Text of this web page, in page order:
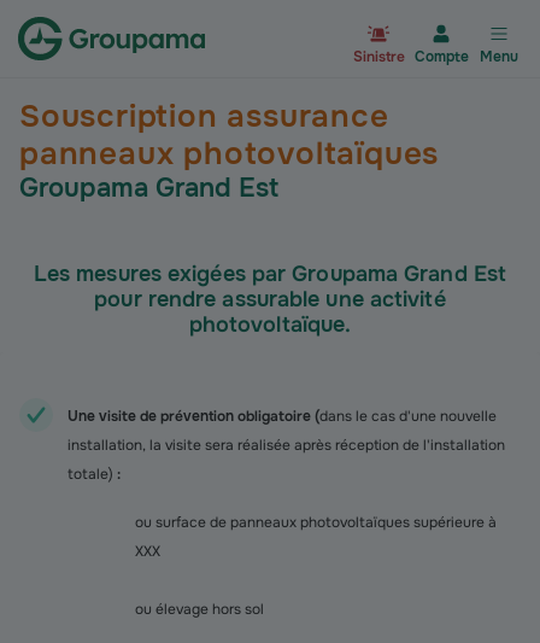
Sinistre Compte Menu
Souscription assurance
panneaux photovoltaïques
Groupama Grand Est
Les mesures exigées par Groupama Grand Est
pour rendre assurable une activité
photovoltaïque.
Une visite de prévention obligatoire (dans le cas d'une nouvelle
installation, la visite sera réalisée après réception de l'installation
totale) :
ou surface de panneaux photovoltaïques supérieure à
XXX
ou élevage hors sol